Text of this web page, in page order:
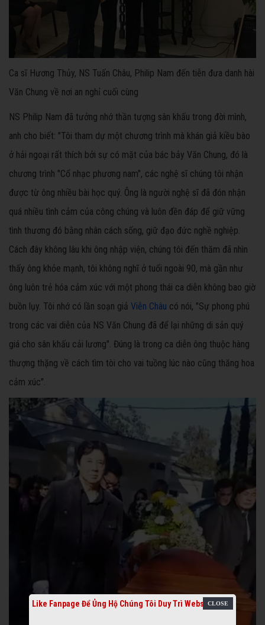
Ca sĩ Hương Thủy, NS Tuấn Châu, Philip Nam đến tiễn đưa danh hài
Văn Chung về nơi an nghỉ cuối cùng
NS Philip Nam đã tưởng nhớ thần tượng sân khấu trong đời mình,
anh cho biết: "Tôi tham dự một chương trình mà khán giả kiều bào
ở hải ngoại rất thích bởi sự có mặt của bác bảy Văn Chung, đó là
chương trình "Cổ nhạc phương nam", các nghệ sĩ chúng tôi nhận
được từ ông nhiều bài học quý. Ông là người nghệ sĩ đã đón nhận
quá nhiều tình cảm của công chúng và luôn đền đáp để giữ vững
tình thương đó bằng nhân cách sống, giữ đạo đức nghề nghiệp.
Cách đây không lâu khi ông nhập viện, chúng tôi đến thăm đã nhìn
thấy ông khỏe mạnh, tôi không nghĩ ở tuổi ngoài 90, mà gần như
ông luôn trẻ hóa cảm xúc với một phong thái ca diễn không bao giờ
buồn lụy. Tôi nhớ có lần soạn giả Viễn Châu có nói, "Sự phong phú
trong các vai diễn của NS Văn Chung đã để lại những di sản quý
giá cho sân khấu cải lương". Đúng là trong ca diễn ông thuộc hàng
thượng thặng về cách tìm tòi cho vai tuồng lúc nào cũng thăng hoa
cảm xúc".
Like Fanpage Để Ủng Hộ Chúng Tôi Duy Trì Website